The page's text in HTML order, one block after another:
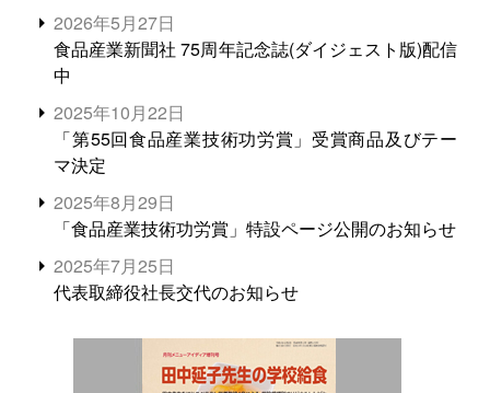
2026年5月27日
食品産業新聞社 75周年記念誌(ダイジェスト版)配信
中
2025年10月22日
「第55回食品産業技術功労賞」受賞商品及びテー
マ決定
2025年8月29日
「食品産業技術功労賞」特設ページ公開のお知らせ
2025年7月25日
代表取締役社長交代のお知らせ